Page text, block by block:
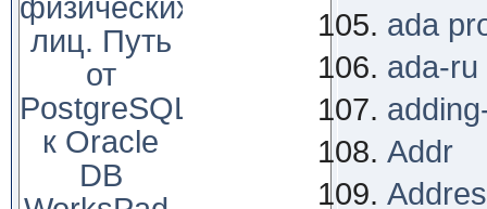
физических
лиц. Путь
от
PostgreSQL
к Oracle
DB
ada
ada-ru
Addr